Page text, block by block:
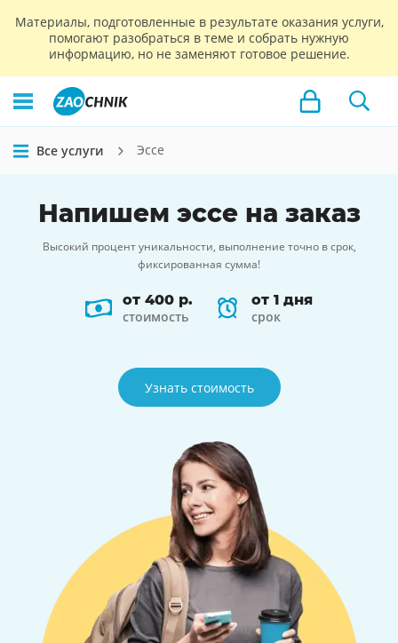
Материалы, подготовленные в результате оказания услуги,
помогают разобраться в теме и собрать нужную
информацию, но не заменяют готовое решение.
Все услуги Эссе
Напишем эссена заказ
Высокий процент уникальности, выполнение точно в срок,
фиксированная сумма!
от 400 р.
стоимость
от 1 дня
срок
Узнать стоимость